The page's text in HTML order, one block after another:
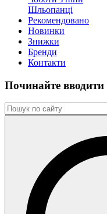
Шльопанці
Рекомендовано
Новинки
Знижки
Бренди
Контакти
Починайте